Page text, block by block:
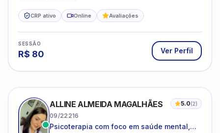
CRP ativo Online Avaliações
SESSÃO
R$ 80 Ver Perfil
ALLINE ALMEIDA MAGALHÃES 5.0(2)
09/22216
Psicoterapia com foco em saúde mental,